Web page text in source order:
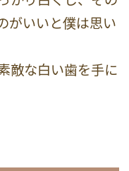
がいいと僕は思い
敵な白い歯を手に